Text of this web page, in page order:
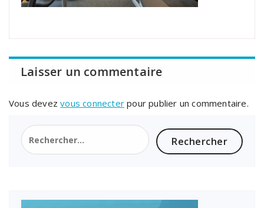
Laisser un commentaire
Vous devezvous connecter pour publier un commentaire.
Rechercher :